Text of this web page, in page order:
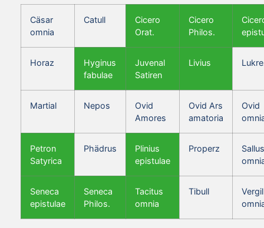
Cäsar
omnia
Catull
Cicero
Orat.
Cicero
Philos.
Horaz
Hyginus
fabulae
Juvenal
Satiren
Livius
Martial Nepos
Ovid
Amores
Ovid Ars
amatoria
Ovid
Petron
Satyrica
Phädrus
Plinius
epistulae
Properz
Seneca
epistulae
Seneca
Philos.
Tacitus
omnia
Tibull
Vergil